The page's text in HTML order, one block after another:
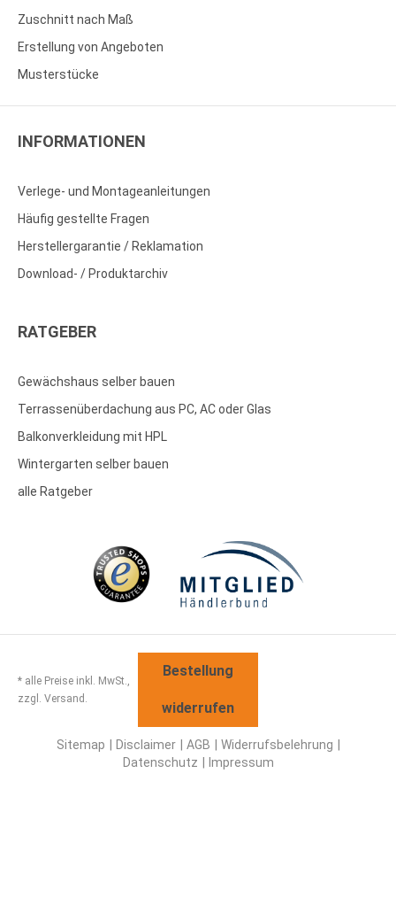
Zuschnitt nach Maß
Erstellung von Angeboten
Musterstücke
INFORMATIONEN
Verlege- und Montageanleitungen
Häufig gestellte Fragen
Herstellergarantie / Reklamation
Download- / Produktarchiv
RATGEBER
Gewächshaus selber bauen
Terrassenüberdachung aus PC, AC oder Glas
Balkonverkleidung mit HPL
Wintergarten selber bauen
alle Ratgeber
* alle Preise inkl. MwSt.,
zzgl. Versand.
Bestellung
widerrufen
Sitemap Disclaimer AGB
Widerrufsbelehrung
Datenschutz
Impressum